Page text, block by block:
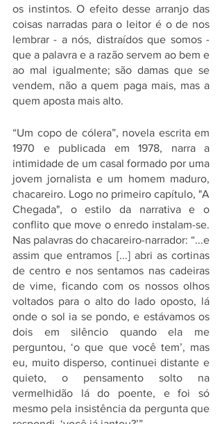
os instintos. O efeito desse arranjo das
coisas narradas para o leitor é o de nos
lembrar - a nós, distraídos que somos -
que a palavra e a razão servem ao bem e
ao mal igualmente; são damas que se
vendem, não a quem paga mais, mas a
quem aposta mais alto.
“Um copo de cólera”, novela escrita em
1970 e publicada em 1978, narra a
intimidade de um casal formado por uma
jovem jornalista e um homem maduro,
chacareiro. Logo no primeiro capítulo, "A
Chegada", o estilo da narrativa e o
conflito que move o enredo instalam-se.
Nas palavras do chacareiro-narrador: “...e
assim que entramos [...] abri as cortinas
de centro e nos sentamos nas cadeiras
de vime, ficando com os nossos olhos
voltados para o alto do lado oposto, lá
onde o sol ia se pondo, e estávamos os
dois em silêncio quando ela me
perguntou, ‘o que que você tem’, mas
eu, muito disperso, continuei distante e
quieto, o pensamento solto na
vermelhidão lá do poente, e foi só
mesmo pela insistência da pergunta que